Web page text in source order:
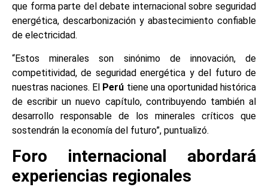
que forma parte del debate internacional sobre seguridad
energética, descarbonización y abastecimiento confiable
de electricidad.
“Estos minerales son sinónimo de innovación, de
competitividad, de seguridad energética y del futuro de
nuestras naciones. El Perú tiene una oportunidad histórica
de escribir un nuevo capítulo, contribuyendo también al
desarrollo responsable de los minerales críticos que
sostendrán la economía del futuro”, puntualizó.
Foro internacional abordará
experiencias regionales